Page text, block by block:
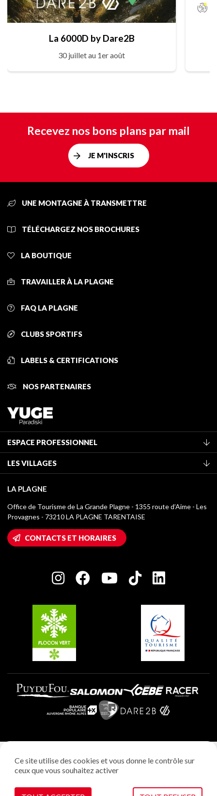
La 6000D by Dare2B
30 juillet au 1er août
Recevez nos bons plans par mail
JE M'INSCRIS
UNE MONTAGNE À TRANSMETTRE
TÉLÉCHARGEZ NOS BROCHURES
LA BOUTIQUE
TRAVAILLER À LA PLAGNE
FAQ LA PLAGNE
CLUBS SPORTIFS
LABELS & CERTIFICATIONS
NOS PARTENAIRES
ESPACE PROFESSIONNEL
Classement des meublés
Taxe de séjour
Médiathèque
Logos La Plagne
Accès Wifi
Maison des Propriétaires
Charte des Acteurs Engagés
LES VILLAGES
Montchavin - Les Coches
Champagny-en-Vanoise
Plagne 1800
Plagne Villages
Plagne Aime 2000
LA PLAGNE
Office de Tourisme de La Grande Plagne - 1355 route d’Aime - Les
Provagnes - 73210 LA PLAGNE TARENTAISE
CONTACTS ET HORAIRES
Gestion des cookies
Ce site utilise des cookies et vous donne le contrôle sur
ceux que vous souhaitez activer